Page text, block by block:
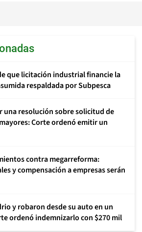
que licitación industrial financie la
respaldada por Subpesca
una resolución sobre solicitud de
Corte ordenó emitir un
contra megarreforma:
y compensación a empresas serán
y robaron desde su auto en un
ordenó indemnizarlo con $270 mil